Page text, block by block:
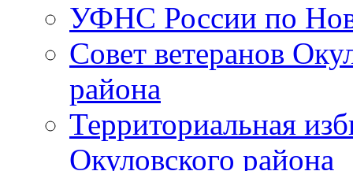
УФНС России по
Совет ветеранов
района
Территориальная
Окуловского района